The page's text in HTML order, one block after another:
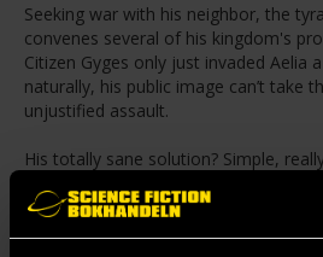
Seeking war with his neighbor, the
convenes several of his kingdom's
Citizen Gyges only just invaded Aelia
naturally, his public image can’t take
unjustified assault.
His totally sane solution? Simple,
construct a fake ancient city from
apocryphal claims.